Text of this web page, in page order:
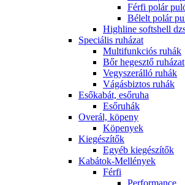
Férfi polár
Bélelt polár
Highline softshell
Speciális ruházat
Multifunkciós ruhák
Bőr hegesztő ruházat
Vegyszerálló ruhák
Vágásbiztos ruhák
Esőkabát, esőruha
Esőruhák
Overál, köpeny
Köpenyek
Kiegészítők
Egyéb kiegészítők
Kabátok-Mellények
Férfi
Performance